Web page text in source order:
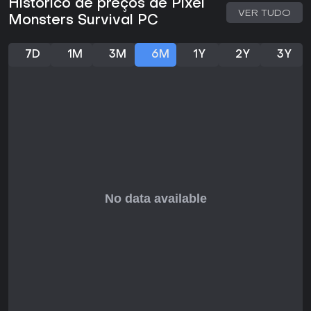
Para fãs de sobrevivência direta com toques de ação, Pixel
Monsters Survival entrega uma experiência sem frescuras,
quem gosta de sessões rápidas de crafting e defesa em
conteúdo comunitário.
Histórico de preços de Pixel
Monsters Survival PC
VER TUDO
7D 1M 3M 6M 1Y 2Y 3Y